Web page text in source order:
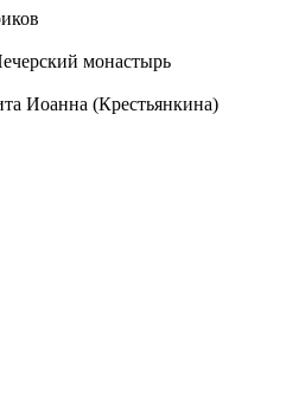
монастырь
Иоанна (Крестьянкина)